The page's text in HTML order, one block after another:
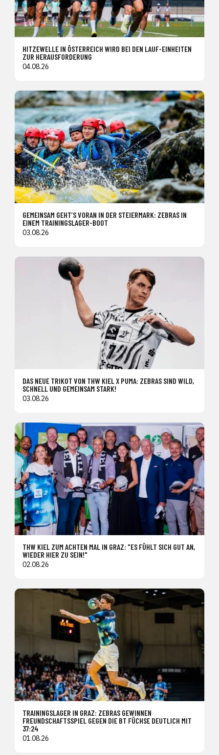
HITZEWELLE IN ÖSTERREICH WIRD BEI DEN LAUF-EINHEITEN
ZUR HERAUSFORDERUNG
04.08.26
GEMEINSAM GEHT’S VORAN IN DER STEIERMARK: ZEBRAS IN
EINEM TRAININGSLAGER-BOOT
03.08.26
DAS NEUE TRIKOT VON THW KIEL X PUMA: ZEBRAS SIND WILD,
SCHNELL UND GEMEINSAM STARK!
03.08.26
THW KIEL ZUM ACHTEN MAL IN GRAZ: "ES FÜHLT SICH GUT AN,
WIEDER HIER ZU SEIN!"
02.08.26
TRAININGSLAGER IN GRAZ: ZEBRAS GEWINNEN
FREUNDSCHAFTSSPIEL GEGEN DIE BT FÜCHSE DEUTLICH MIT
37:24
01.08.26